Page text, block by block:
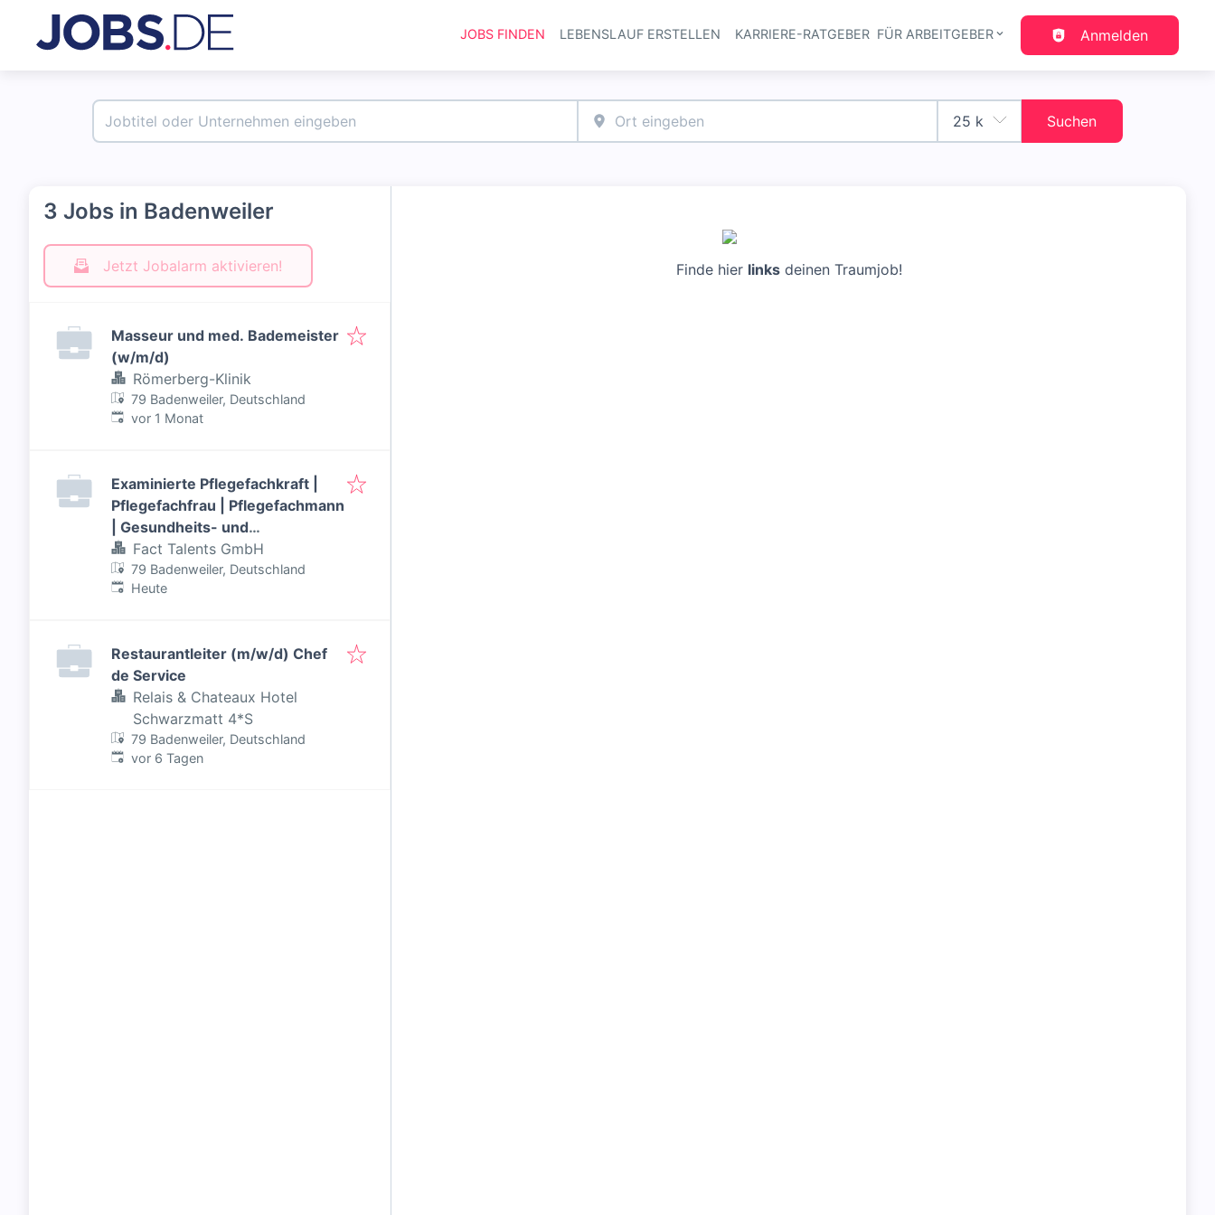
Haupt-Navigation
JOBS FINDEN LEBENSLAUF ERSTELLEN KARRIERE-RATGEBER FÜR ARBEITGEBER Anmelden
Suchen
3 Jobs in Badenweiler
Jetzt Jobalarm aktivieren!
Masseur und med. Bademeister
(w/m/d)
Römerberg-Klinik
79 Badenweiler, Deutschland
Veröffentlicht:
vor 1 Monat
Examinierte Pflegefachkraft |
Pflegefachfrau | Pflegefachmann
| Gesundheits- und
Krankenpfleger | Altenpfleger
(m/w/d)
Fact Talents GmbH
79 Badenweiler, Deutschland
Veröffentlicht
Heute
Restaurantleiter (m/w/d) Chef
de Service
Relais & Chateaux Hotel
Schwarzmatt 4*S
79 Badenweiler, Deutschland
Veröffentlicht:
vor 6 Tagen
Finde hier linksdeinen Traumjob!